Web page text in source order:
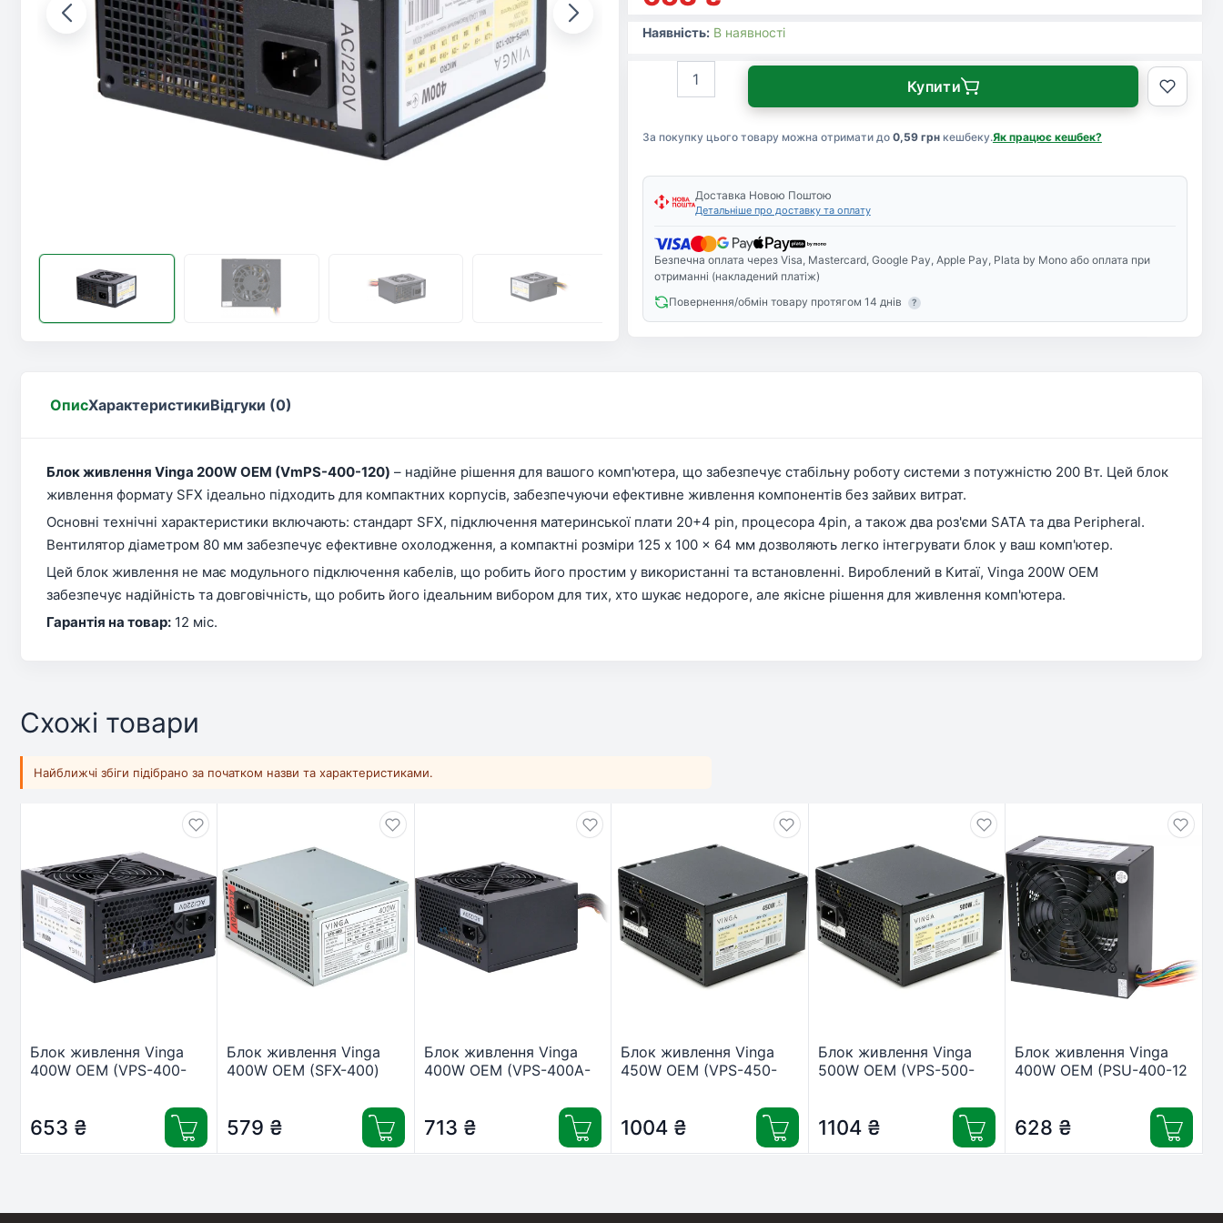
Наявність: В наявності
За покупку цього товару можна отримати до 0,59 грнкешбеку.Як працює кешбек?
живлення
ОЕМ
400-
120)
кількість
Купити
Доставка Новою Поштою
Детальніше про доставку та оплату
Безпечна оплата через Visa, Mastercard, Google Pay, Apple Pay, Plata by Mono або оплата при
отриманні (накладений платіж)
Повернення/обмін товару протягом 14 днів
?
ОписХарактеристикиВідгуки (0)
Блок живлення Vinga 200W ОЕМ (VmPS-400-120) – надійне рішення для вашого комп'ютера, що забезпечує стабільну роботу системи з потужністю 200 Вт. Цей блок
живлення формату SFX ідеально підходить для компактних корпусів, забезпечуючи ефективне живлення компонентів без зайвих витрат.
Основні технічні характеристики включають: стандарт SFX, підключення материнської плати 20+4 pin, процесора 4pin, а також два роз'єми SATA та два Peripheral.
Вентилятор діаметром 80 мм забезпечує ефективне охолодження, а компактні розміри 125 x 100 x 64 мм дозволяють легко інтегрувати блок у ваш комп'ютер.
Цей блок живлення не має модульного підключення кабелів, що робить його простим у використанні та встановленні. Вироблений в Китаї, Vinga 200W ОЕМ
забезпечує надійність та довговічність, що робить його ідеальним вибором для тих, хто шукає недороге, але якісне рішення для живлення комп'ютера.
Гарантія на товар: 12 міс.
Схожі товари
Найближчі збіги підібрано за початком назви та характеристиками.
Блок живлення Vinga
400W ОЕМ (VPS-400-
653 ₴
Блок живлення Vinga
400W ОЕМ (SFX-400)
579 ₴
Блок живлення Vinga
400W ОЕМ (VPS-400A-
713 ₴
Блок живлення Vinga
450W ОЕМ (VPS-450-
1004 ₴
Блок живлення Vinga
500W ОЕМ (VPS-500-
1104 ₴
Блок живлення Vinga
400W ОЕМ (PSU-400-12
628 ₴